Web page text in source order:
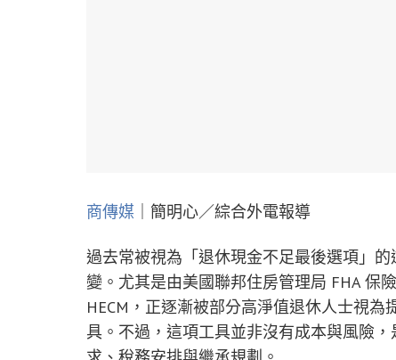
商傳媒 ｜簡明心／綜合外電報導
過去常被視為「退休現金不足最後選項」
變。尤其是由美國聯邦住房管理局 FHA 保
HECM，正逐漸被部分高淨值退休人士視
具。不過，這項工具並非沒有成本與風險